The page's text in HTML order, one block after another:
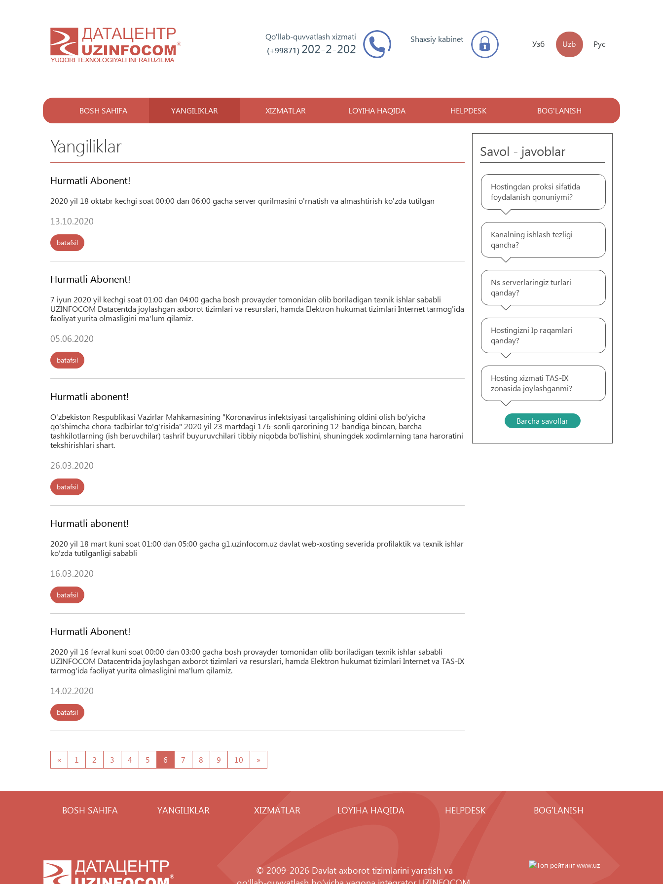
BOSH SAHIFA YANGILIKLAR XIZMATLAR LOYIHA HAQIDA HELPDESK BOG'LANISH
Узб Uzb Рус
Shaxsiy kabinet
Qo'llab-quvvatlash xizmati
(+99871) 202-2-202
Yangiliklar
Hurmatli Abonent!
2020 yil 18 oktabr kechgi soat 00:00 dan 06:00 gacha server qurilmasini o'rnatish va almashtirish ko'zda tutilgan
13.10.2020
batafsil
Hurmatli Abonent!
7 iyun 2020 yil kechgi soat 01:00 dan 04:00 gacha bosh provayder tomonidan olib boriladigan texnik ishlar sababli
UZINFOCOM Datacentda joylashgan axborot tizimlari va resurslari, hamda Elektron hukumat tizimlari Internet tarmog'ida
faoliyat yurita olmasligini ma'lum qilamiz.
05.06.2020
batafsil
Hurmatli abonent!
O'zbekiston Respublikasi Vazirlar Mahkamasining "Koronavirus infektsiyasi tarqalishining oldini olish bo'yicha
qo'shimcha chora-tadbirlar to'g'risida" 2020 yil 23 martdagi 176-sonli qarorining 12-bandiga binoan, barcha
tashkilotlarning (ish beruvchilar) tashrif buyuruvchilari tibbiy niqobda bo'lishini, shuningdek xodimlarning tana haroratini
tekshirishlari shart.
26.03.2020
batafsil
Hurmatli abonent!
2020 yil 18 mart kuni soat 01:00 dan 05:00 gacha g1.uzinfocom.uz davlat web-xosting severida profilaktik va texnik ishlar
ko'zda tutilganligi sababli
16.03.2020
batafsil
Hurmatli Abonent!
2020 yil 16 fevral kuni soat 00:00 dan 03:00 gacha bosh provayder tomonidan olib boriladigan texnik ishlar sababli
UZINFOCOM Datacentrida joylashgan axborot tizimlari va resurslari, hamda Elektron hukumat tizimlari Internet va TAS-IX
tarmog'ida faoliyat yurita olmasligini ma'lum qilamiz.
14.02.2020
batafsil
« 1 2 3 4 5 6 7 8 9 10 »
Savol - javoblar
Hostingdan proksi sifatida
foydalanish qonuniymi?
Kanalning ishlash tezligi
qancha?
Ns serverlaringiz turlari
qanday?
Hostingizni Ip raqamlari
qanday?
Hosting xizmati TAS-IX
zonasida joylashganmi?
Barcha savollar
BOSH SAHIFA YANGILIKLAR XIZMATLAR LOYIHA HAQIDA HELPDESK BOG'LANISH
© 2009-2026 Davlat axborot tizimlarini yaratish va